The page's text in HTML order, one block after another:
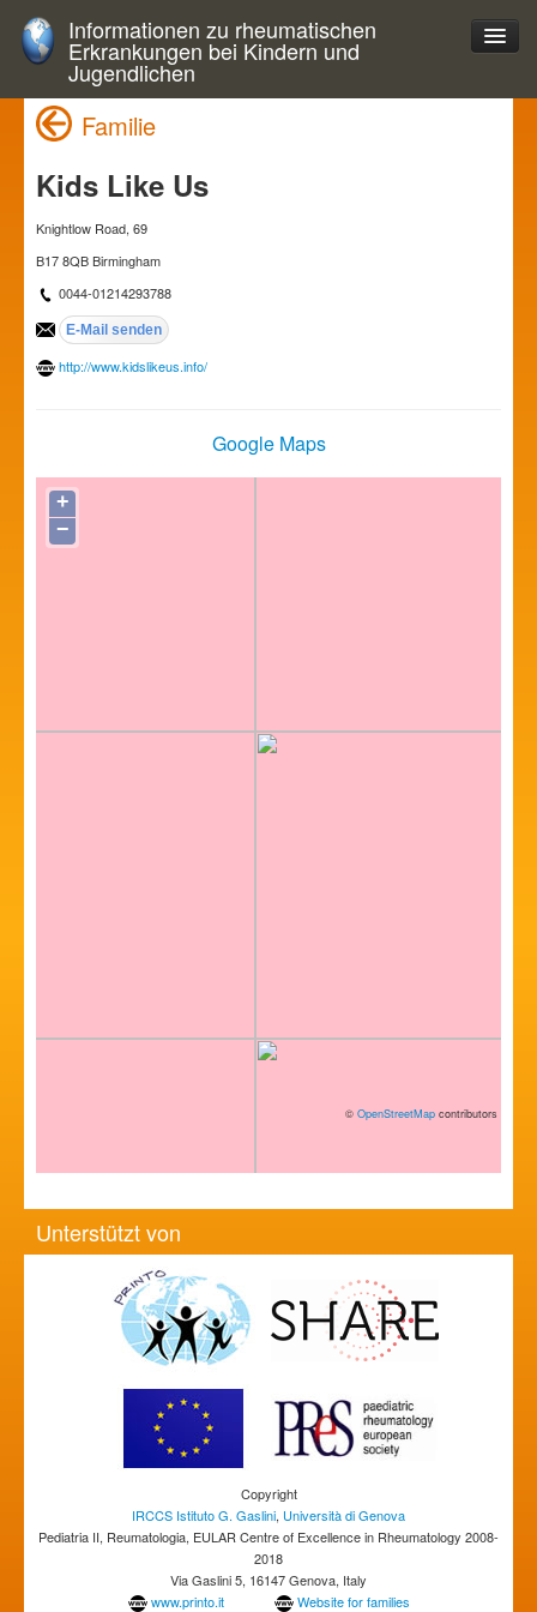
Informationen zu rheumatischen
Erkrankungen bei Kindern und
Jugendlichen
Familie
Kids Like Us
Knightlow Road, 69
B17 8QB Birmingham
0044-01214293788
http://www.kidslikeus.info/
Google Maps
+
−
© OpenStreetMap contributors
Unterstützt von
Copyright
IRCCS Istituto G. Gaslini, Università di Genova
Pediatria II, Reumatologia, EULAR Centre of Excellence in Rheumatology 2008-
2018
Via Gaslini 5, 16147 Genova, Italy
www.printo.it
Website for families